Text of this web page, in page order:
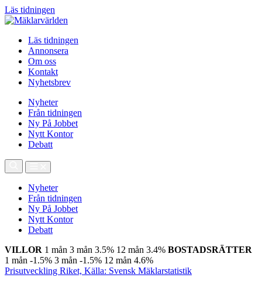
Läs tidningen
Läs tidningen
Annonsera
Om oss
Kontakt
Nyhetsbrev
Nyheter
Från tidningen
Ny På Jobbet
Nytt Kontor
Debatt
Nyheter
Från tidningen
Ny På Jobbet
Nytt Kontor
Debatt
VILLOR 1 mån 3 mån 3.5% 12 mån 3.4% BOSTADSRÄTTER
1 mån -1.5% 3 mån -1.5% 12 mån 4.6%
Prisutveckling Riket, Källa: Svensk Mäklarstatistik